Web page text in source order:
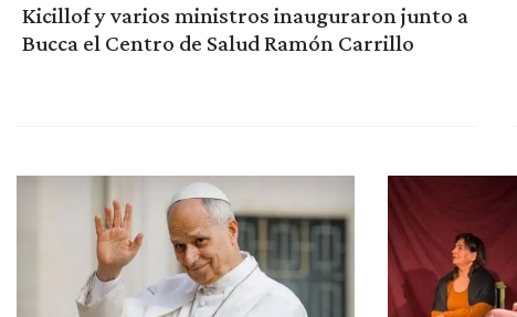
Kicillof y varios ministros inauguraron junto a
Bucca el Centro de Salud Ramón Carrillo